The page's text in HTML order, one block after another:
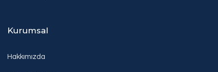
Kurumsal
Hakkımızda